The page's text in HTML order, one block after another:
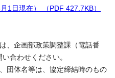
1日現在） （PDF 427.7KB）
、企画部政策調整課（電話番
合わせください。
団体名等は、協定締結時のもの